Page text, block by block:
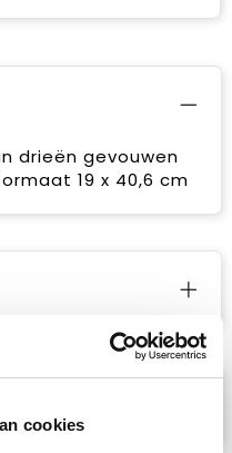
cookies
drieën gevouwen
19 x 40,6 cm